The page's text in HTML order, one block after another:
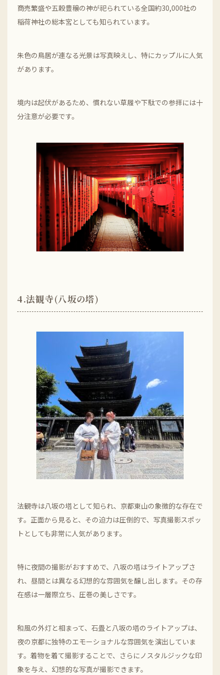
商売繁盛や五穀豊穣の神が祀られている全国約30,000社の
稲荷神社の総本宮としても知られています。
朱色の鳥居が連なる光景は写真映えし、特にカップルに人気
があります。
境内は起伏があるため、慣れない草履や下駄での参拝には十
分注意が必要です。
4.法観寺(八坂の塔)
法観寺は八坂の塔として知られ、京都東山の象徴的な存在で
す。正面から見ると、その迫力は圧倒的で、写真撮影スポッ
トとしても非常に人気があります。
特に夜間の撮影がおすすめで、八坂の塔はライトアップさ
れ、昼間とは異なる幻想的な雰囲気を醸し出します。その存
在感は一層際立ち、圧巻の美しさです。
和風の外灯と相まって、石畳と八坂の塔のライトアップは、
夜の京都に独特のエモーショナルな雰囲気を演出していま
す。着物を着て撮影することで、さらにノスタルジックな印
象を与え、幻想的な写真が撮影できます。